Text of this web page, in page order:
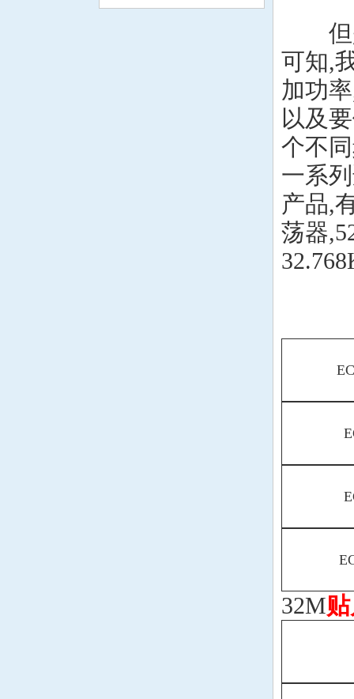
但是
可知,
加功
以及
个不
一系
产品,
荡器
32M